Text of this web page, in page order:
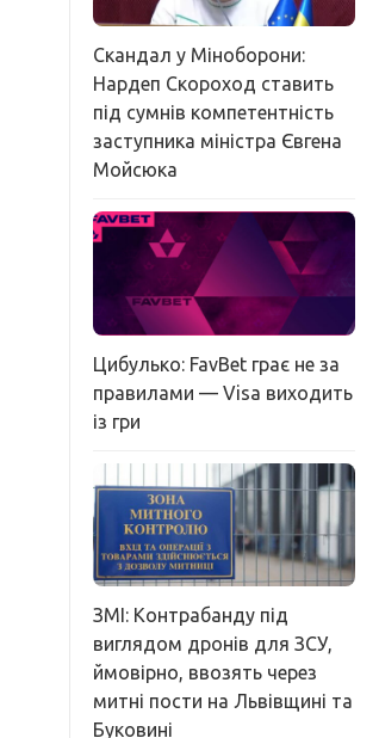
Скандал у Міноборони:
Нардеп Скороход ставить
під сумнів компетентність
заступника міністра Євгена
Мойсюка
Цибулько: FavBet грає не за
правилами — Visa виходить
із гри
ЗМІ: Контрабанду під
виглядом дронів для ЗСУ,
ймовірно, ввозять через
митні пости на Львівщині та
Буковині